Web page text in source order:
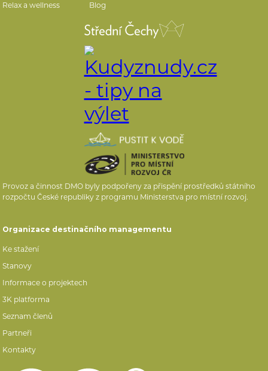
Relax a wellness
Blog
Provoz a činnost DMO byly podpořeny za přispění prostředků státního
rozpočtu České republiky z programu Ministerstva pro místní rozvoj.
Organizace destinačního managementu
Ke stažení
Stanovy
Informace o projektech
3K platforma
Seznam členů
Partneři
Kontakty